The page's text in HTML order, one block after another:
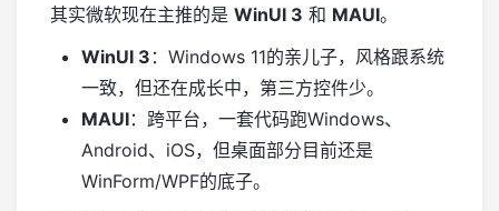
其实微软现在主推的是 WinUI 3 和 MAUI。
WinUI 3 ：Windows 11的亲儿子，风格跟系统
一致，但还在成长中，第三方控件少。
MAUI：跨平台，一套代码跑Windows、
Android、iOS，但桌面部分目前还是
WinForm/WPF的底子。